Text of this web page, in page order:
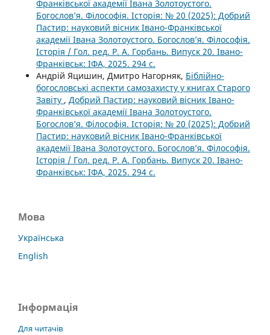
Франківської академії Івана Золотоустого.
Богослов’я. Філософія. Історія: № 20 (2025): Добрий
Пастир: науковий вісник Івано-Франківської
академії Івана Золотоустого. Богослов’я. Філософія.
Історія / Гол. ред. Р. А. Горбань. Випуск 20. Івано-
Франківськ: ІФА, 2025. 294 с.
Андрій Яцишин, Дмитро Нагорняк, Біблійно-
богословські аспекти самозахисту у книгах Старого
Завіту , Добрий Пастир: науковий вісник Івано-
Франківської академії Івана Золотоустого.
Богослов’я. Філософія. Історія: № 20 (2025): Добрий
Пастир: науковий вісник Івано-Франківської
академії Івана Золотоустого. Богослов’я. Філософія.
Історія / Гол. ред. Р. А. Горбань. Випуск 20. Івано-
Франківськ: ІФА, 2025. 294 с.
Мова
Українська
English
Інформація
Для читачів